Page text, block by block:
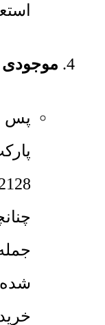
موجودی
پس
شده